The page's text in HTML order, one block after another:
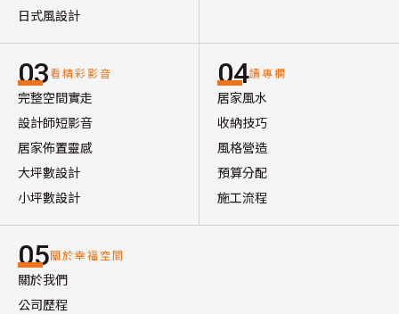
日式風設計
03看精彩影音
完整空間實走
設計師短影音
居家佈置靈感
大坪數設計
小坪數設計
04讀專欄
居家風水
收納技巧
風格營造
預算分配
施工流程
05關於幸福空間
關於我們
公司歷程